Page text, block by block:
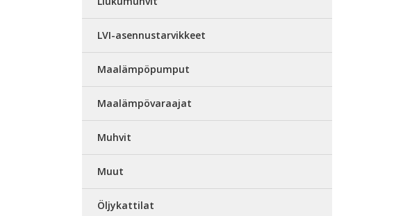
LVI-asennustarvikkeet
Maalämpöpumput
Maalämpövaraajat
Muhvit
Muut
Öljykattilat